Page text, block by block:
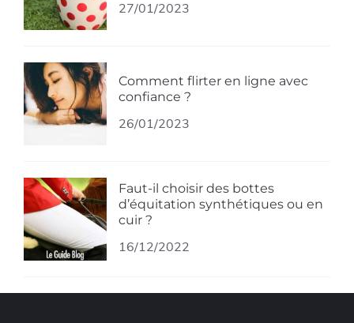
27/01/2023
Comment flirter en ligne avec
confiance ?
26/01/2023
Faut-il choisir des bottes
d’équitation synthétiques ou en
cuir ?
16/12/2022